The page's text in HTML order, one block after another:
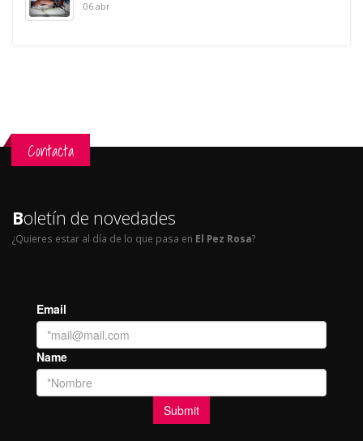
06 abr
Contacta
Boletín de novedades
¿Quieres estar al día de lo que pasa en El Pez Rosa?